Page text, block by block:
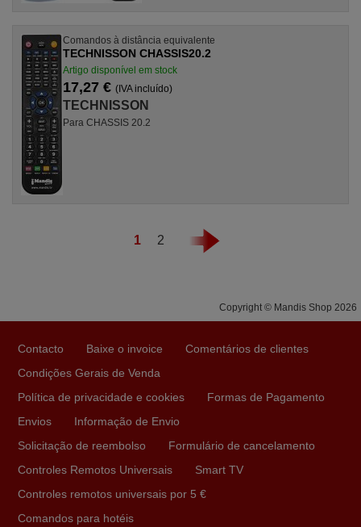
Comandos à distância equivalente
TECHNISSON CHASSIS20.2
Artigo disponível em stock
17,27 € (IVA incluído)
TECHNISSON
Para CHASSIS 20.2
1 2
Copyright © Mandis Shop 2026
Contacto Baixe o invoice
Comentários de clientes
Condições Gerais de Venda
Política de privacidade e cookies
Formas de Pagamento
Envios
Informação de Envio
Solicitação de reembolso
Formulário de cancelamento
Controles Remotos Universais
Smart TV
Controles remotos universais por 5 €
Comandos para hotéis